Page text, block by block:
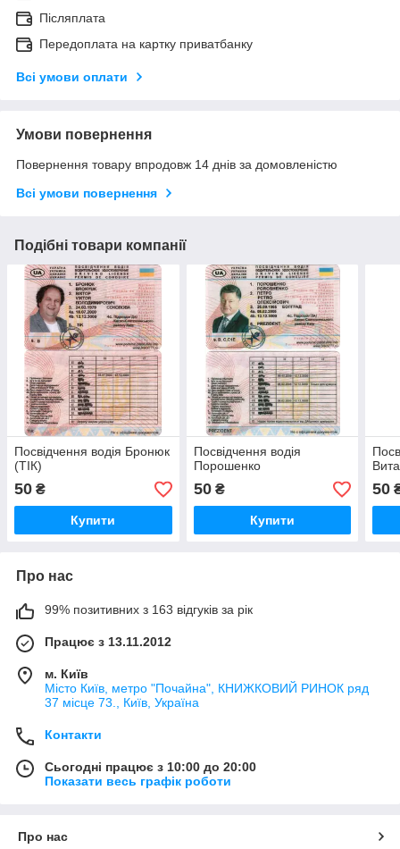
Післяплата
Передоплата на картку приватбанку
Всі умови оплати
Умови повернення
Повернення товару впродовж 14 днів за домовленістю
Всі умови повернення
Подібні товари компанії
Посвідчення водія Бронюк
(ТІК)
50 ₴
Купити
Посвідчення водія
Порошенко
50₴
Купити
50
Про нас
99% позитивних з 163 відгуків за рік
Працює з 13.11.2012
м. Київ
Місто Київ, метро "Почайна", КНИЖКОВИЙ РИНОК ряд
37 місце 73., Київ, Україна
Контакти
Сьогодні працює з 10:00 до 20:00
Показати весь графік роботи
Про нас